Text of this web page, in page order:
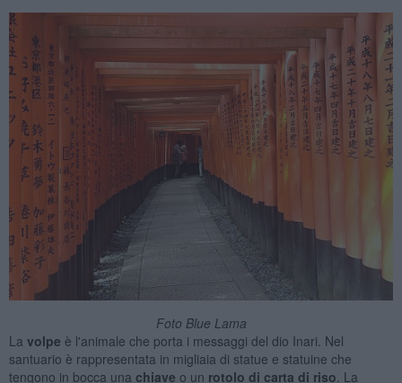
Foto Blue Lama
La volpe è l'animale che porta i messaggi del dio Inari. Nel
santuario è rappresentata in migliaia di statue e statuine che
tengono in bocca una chiave o un rotolo di carta di riso. La